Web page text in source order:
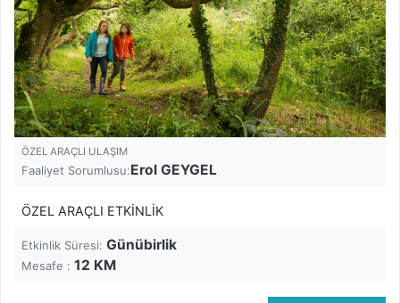
ÖZEL ARAÇLI ULAŞIM
Faaliyet Sorumlusu:Erol GEYGEL
ÖZEL ARAÇLI ETKİNLİK
Etkinlik Süresi: Günübirlik
Mesafe : 12 KM